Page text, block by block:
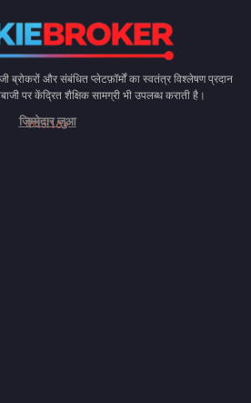
और संबंधित प्लेटफ़ॉर्मों का स्वतंत्र विश्लेषण प्रदान
पर केंद्रित शैक्षिक सामग्री भी उपलब्ध कराती है।
केवल 18+
जिम्मेदार जुआ